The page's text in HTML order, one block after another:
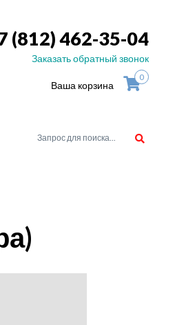
(812) 462-35-04
Заказать обратный звонок
Ваша корзина
0